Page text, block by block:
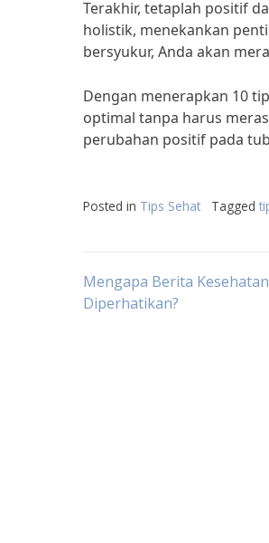
Terakhir, tetaplah positif
holistik, menekankan
bersyukur, Anda akan
Dengan menerapkan 10
optimal tanpa harus
perubahan positif pada
Posted in Tips Sehat Tagged
Post
Mengapa Berita
Diperhatikan?